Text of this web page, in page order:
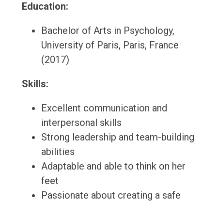
Education:
Bachelor of Arts in Psychology,
University of Paris, Paris, France
(2017)
Skills:
Excellent communication and
interpersonal skills
Strong leadership and team-building
abilities
Adaptable and able to think on her
feet
Passionate about creating a safe